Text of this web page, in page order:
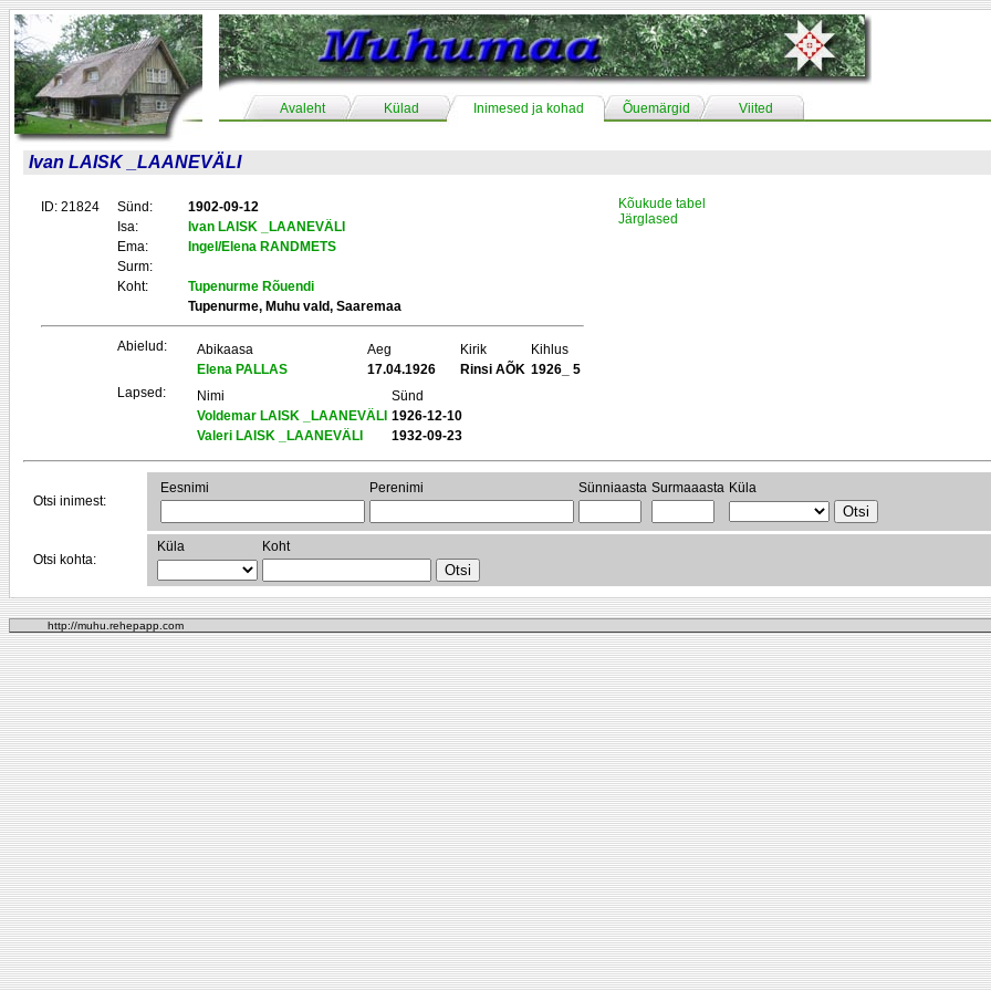
Avaleht Külad Inimesed ja kohad Õuemärgid Viited
Ivan LAISK _LAANEVÄLI
ID: 21824 Sünd:
1902-09-12
Isa:
Ivan LAISK _LAANEVÄLI
Ema:
Ingel/Elena RANDMETS
Surm:
Koht:
Tupenurme Rõuendi
Tupenurme, Muhu vald, Saaremaa
Abielud: Abikaasa Aeg Kirik
Kihlus
Elena PALLAS
17.04.1926 Rinsi AÕK 1926_ 5
Lapsed:
Nimi
Sünd
Voldemar LAISK _LAANEVÄLI 1926-12-10
Valeri LAISK _LAANEVÄLI
1932-09-23
Kõukude tabel
Järglased
Otsi inimest:
Eesnimi Perenimi Sünniaasta Surmaaasta Küla
Otsi kohta:
Küla Koht
http://muhu.rehepapp.com